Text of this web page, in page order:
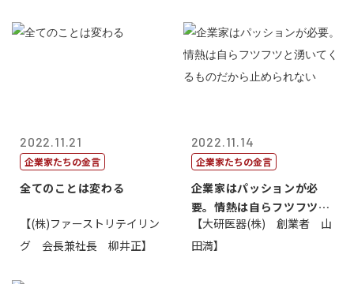
2022.11.21
企業家たちの金言
全てのことは変わる
【(株)ファーストリテイリン
グ 会長兼社長 柳井正】
2022.11.14
企業家たちの金言
企業家はパッションが必
要。情熱は自らフツフツと
湧いてくるもの...
【大研医器(株) 創業者 山
田満】